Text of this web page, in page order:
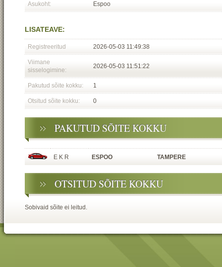
Asukoht: Espoo
LISATEAVE:
Registreeritud 2026-05-03 11:49:38
Viimane
sisselogimine:
2026-05-03 11:51:22
Pakutud sõite kokku: 1
Otsitud sõite kokku: 0
PAKUTUD SÕITE KOKKU
E K R ESPOO TAMPERE
OTSITUD SÕITE KOKKU
Sobivaid sõite ei leitud.